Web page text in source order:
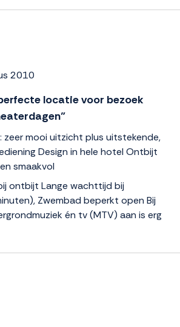
2010
locatie voor bezoek
zeer mooi uitzicht plus uitstekende,
Design in hele hotel Ontbijt
smaakvol
ontbijt Lange wachttijd bij
Zwembad beperkt open Bij
én tv (MTV) aan is erg